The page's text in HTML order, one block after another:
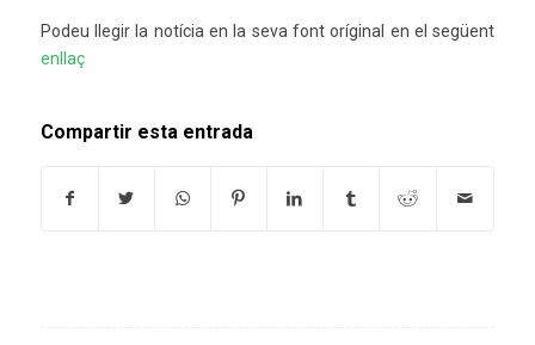
Podeu llegir la notícia en la seva font oríginal en el següent
enllaç
Compartir esta entrada